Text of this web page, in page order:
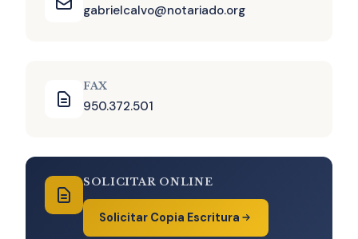
gabrielcalvo@notariado.org
FAX
950.372.501
SOLICITAR ONLINE
Solicitar Copia Escritura